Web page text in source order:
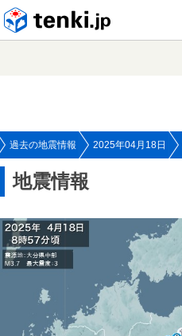
過去の地震情報 2025年04月18日
地震情報